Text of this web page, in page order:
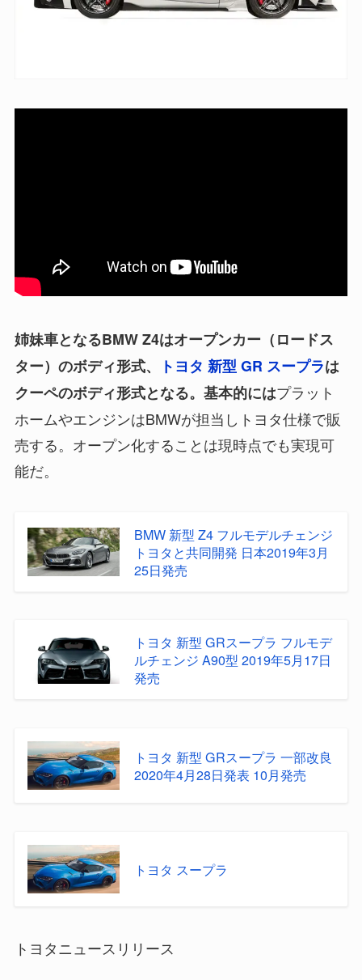
姉妹車となるBMW Z4はオープンカー（ロードス
ター）のボディ形式、
トヨタ 新型 GR スープラは
クーペのボディ形式となる。基本的にはプラット
ホームやエンジンはBMWが担当しトヨタ仕様で販
売する。オープン化することは現時点でも実現可
能だ。
BMW 新型 Z4 フルモデルチェンジ
トヨタと共同開発 日本2019年3月
25日発売
トヨタ 新型 GRスープラ フルモデ
ルチェンジ A90型 2019年5月17日
発売
トヨタ 新型 GRスープラ 一部改良
2020年4月28日発表 10月発売
トヨタ スープラ
トヨタニュースリリース